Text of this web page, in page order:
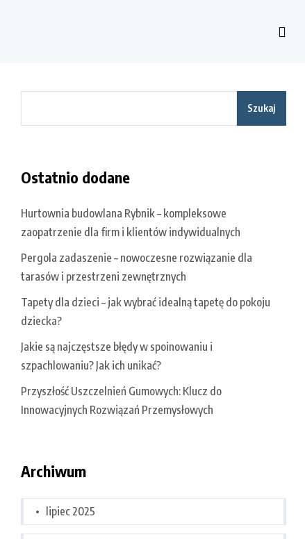
Szukaj
Ostatnio dodane
Hurtownia budowlana Rybnik – kompleksowe
zaopatrzenie dla firm i klientów indywidualnych
Pergola zadaszenie – nowoczesne rozwiązanie dla
tarasów i przestrzeni zewnętrznych
Tapety dla dzieci – jak wybrać idealną tapetę do pokoju
dziecka?
Jakie są najczęstsze błędy w spoinowaniu i
szpachlowaniu? Jak ich unikać?
Przyszłość Uszczelnień Gumowych: Klucz do
Innowacyjnych Rozwiązań Przemysłowych
Archiwum
lipiec 2025